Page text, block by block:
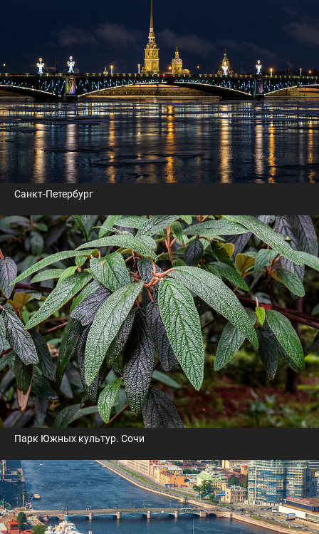
Санкт-Петербург
Парк Южных культур. Сочи